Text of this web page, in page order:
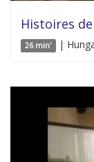
Histoires
26 min' |